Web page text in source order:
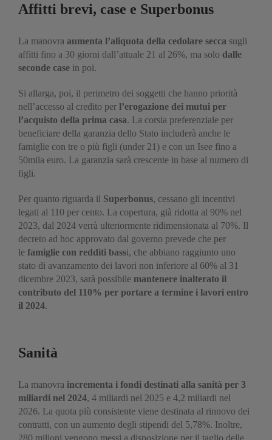
Affitti brevi, case e Superbonus
La manovra aumenta l’aliquota della cedolare secca sugli
affitti fino a 30 giorni dall’attuale 21 al 26%, ma solo dalle
seconde case in poi.
Si allarga, poi, il perimetro dei soggetti che hanno priorità
nell’accesso al credito per l’erogazione dei mutui per
l’acquisto della prima casa. La corsia preferenziale per
beneficiare della garanzia dello Stato includerà anche le
famiglie con tre o più figli (under 21) e con un Isee fino a
50mila euro. La garanzia sarà crescente in base al numero di
figli.
Per quanto riguarda il Superbonus, cessano gli incentivi
legati al 110 per cento. La copertura, già ridotta al 90% nel
2023, dal 2024 verrà ulteriormente ridimensionata al 70%. Il
decreto ad hoc approvato dal governo prevede che per
le famiglie con redditi bassi, che abbiano raggiunto uno
stato di avanzamento dei lavori non inferiore al 60% al 31
dicembre 2023, sarà possibile mantenere inalterato il
contributo del 110% per portare a termine i lavori entro
il 2024.
Sanità
La manovra incrementa i fondi destinati alla sanità per 3
miliardi nel 2024, 4 miliardi nel 2025 e 4,2 miliardi nel
2026. La quota più consistente viene destinata al rinnovo dei
contratti, con un aumento degli stipendi del 5,78%. Inoltre,